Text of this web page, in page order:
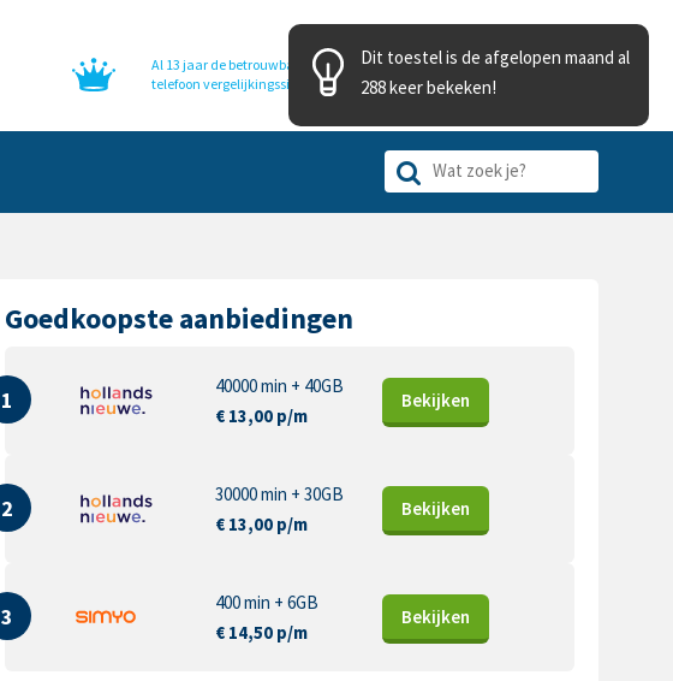
Al 13 jaar de betrouwbare
telefoon vergelijkingssite
Goedkoopste aanbiedingen
1
40000 min + 40GB
€ 13,00 p/m
Bekijken
2
30000 min + 30GB
€ 13,00 p/m
Bekijken
3
400 min + 6GB
€ 14,50 p/m
Bekijken
Dit toestel is de afgelopen maand al
288 keer bekeken!